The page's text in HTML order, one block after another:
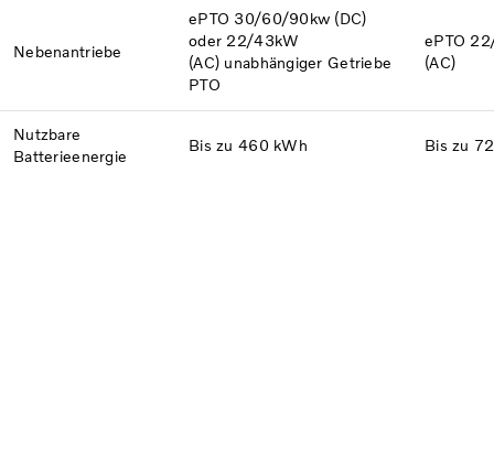
Nebenantriebe
ePTO 30/60/90kw (DC)
oder 22/43kW
(AC) unabhängiger Getriebe
PTO
ePTO
(AC)
Nutzbare
Batterieenergie
Bis zu 460 kWh Bis zu